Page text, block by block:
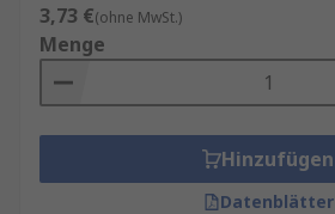
3,73 €(ohne MwSt.)
Menge
Hinzufügen
Datenblätter